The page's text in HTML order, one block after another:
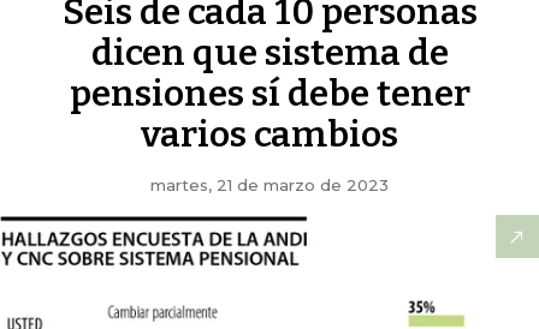
Seis de cada 10 personas
dicen que sistema de
pensiones sí debe tener
varios cambios
martes, 21 de marzo de 2023